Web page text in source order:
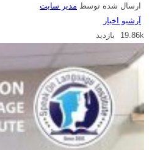
ارسال شده توسط مدیر سایت
آرشیو اخبار
19.86k بازدید